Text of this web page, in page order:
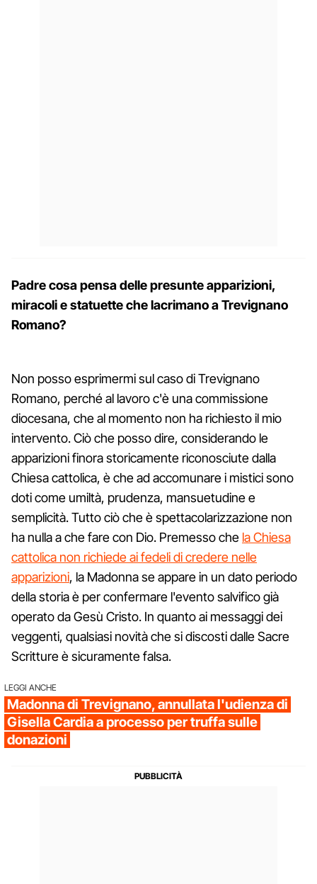
Padre cosa pensa delle presunte apparizioni,
miracoli e statuette che lacrimano a Trevignano
Romano?
Non posso esprimermi sul caso di Trevignano
Romano, perché al lavoro c'è una commissione
diocesana, che al momento non ha richiesto il mio
intervento. Ciò che posso dire, considerando le
apparizioni finora storicamente riconosciute dalla
Chiesa cattolica, è che ad accomunare i mistici sono
doti come umiltà, prudenza, mansuetudine e
semplicità. Tutto ciò che è spettacolarizzazione non
ha nulla a che fare con Dio. Premesso che la Chiesa
cattolica non richiede ai fedeli di credere nelle
apparizioni, la Madonna se appare in un dato periodo
della storia è per confermare l'evento salvifico già
operato da Gesù Cristo. In quanto ai messaggi dei
veggenti, qualsiasi novità che si discosti dalle Sacre
Scritture è sicuramente falsa.
LEGGI ANCHE
Madonna di Trevignano, annullata l'udienza di
Gisella Cardia a processo per truffa sulle
donazioni